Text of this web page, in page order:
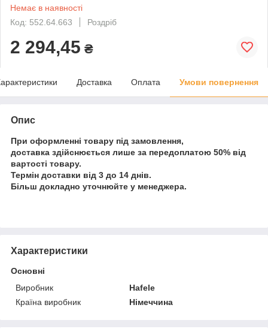
Немає в наявності
Код: 552.64.663
Роздріб
2 294,45 ₴
Доставка Оплата Умови повернення
Опис
При оформленні товару під замовлення,
доставка здійснюється лише за передоплатою 50% від
вартості товару.
Термін доставки від 3 до 14 днів.
Більш докладно уточнюйте у менеджера.
Характеристики
Основні
Виробник
Hafele
Країна виробник
Німеччина